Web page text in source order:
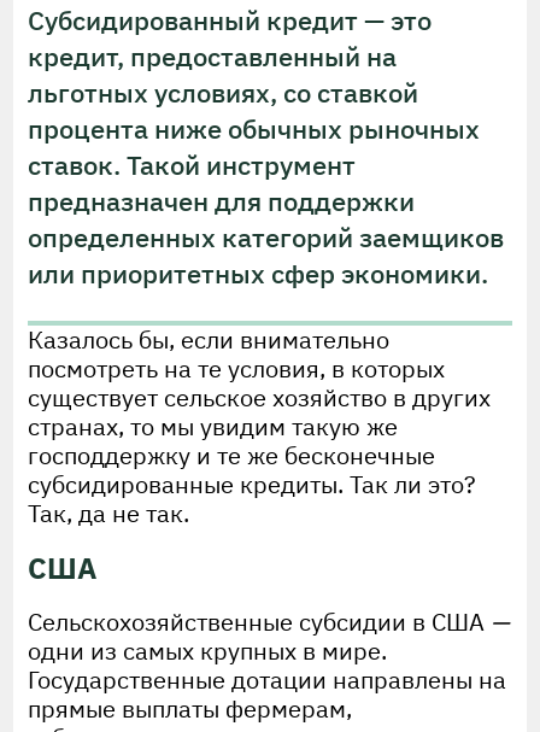
Субсидированный кредит — это
кредит, предоставленный на
льготных условиях, со ставкой
процента ниже обычных рыночных
ставок. Такой инструмент
предназначен для поддержки
определенных категорий заемщиков
или приоритетных сфер экономики.
Казалось бы, если внимательно
посмотреть на те условия, в которых
существует сельское хозяйство в других
странах, то мы увидим такую же
господдержку и те же бесконечные
субсидированные кредиты. Так ли это?
Так, да не так.
США
Сельскохозяйственные субсидии в США —
одни из самых крупных в мире.
Государственные дотации направлены на
прямые выплаты фермерам,